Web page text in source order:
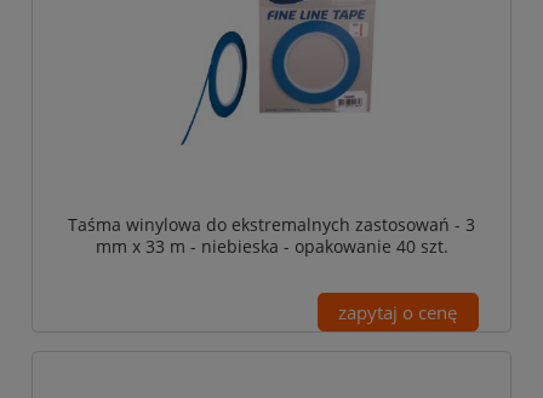
Taśma winylowa do ekstremalnych zastosowań - 3
mm x 33 m - niebieska - opakowanie 40 szt.
zapytaj o cenę